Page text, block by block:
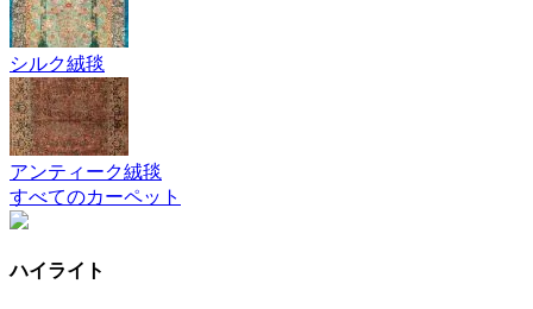
シルク絨毯
アンティーク絨毯
すべてのカーペット
ハイライト